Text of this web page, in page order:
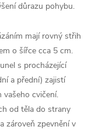
důrazu pohybu.
mají rovný střih
o šířce cca 5 cm.
s procházející
a přední) zajistí
vašeho cvičení.
od těla do strany
zároveň zpevnění v